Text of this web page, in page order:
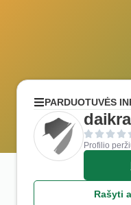
PARDUOTUVĖS
Profilio
Rašyti